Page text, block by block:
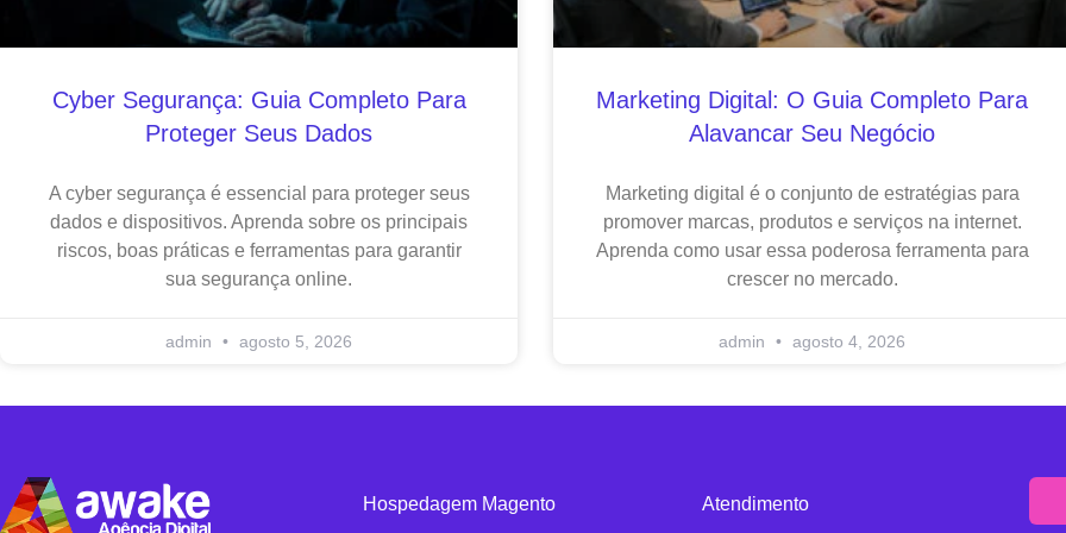
Cyber Segurança: Guia Completo Para
Proteger Seus Dados
A cyber segurança é essencial para proteger seus
dados e dispositivos. Aprenda sobre os principais
riscos, boas práticas e ferramentas para garantir
sua segurança online.
admin agosto 5, 2026
Marketing Digital: O Guia Completo Para
Alavancar Seu Negócio
Marketing digital é o conjunto de estratégias para
promover marcas, produtos e serviços na internet.
Aprenda como usar essa poderosa ferramenta para
crescer no mercado.
admin agosto 4, 2026
Hospedagem Magento Atendimento